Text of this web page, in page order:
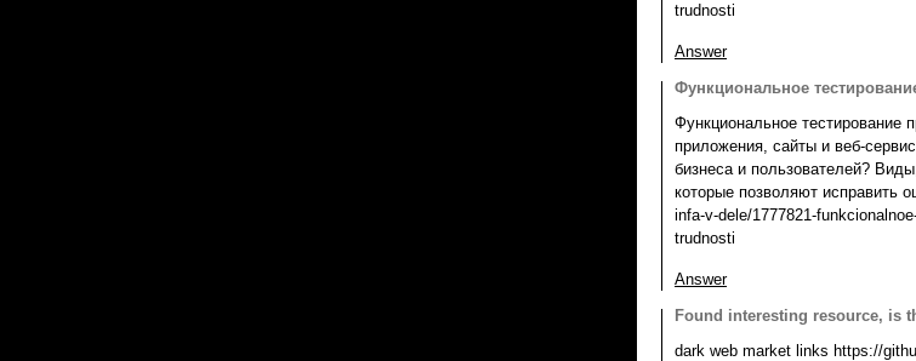
trudnosti
Answer
Функциональное
Функциональное тестирование
приложения, сайты и веб-
бизнеса и пользователей?
которые позволяют исправить
infa-v-dele/1777821-
trudnosti
Answer
Found interesting resource, is
dark web market links https://